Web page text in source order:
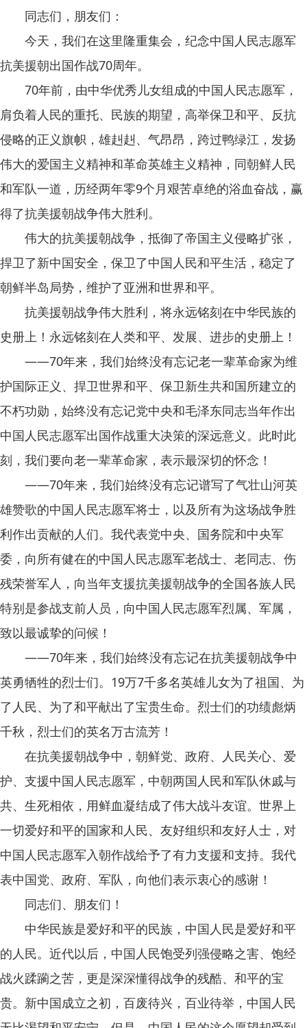
同志们，朋友们：
今天，我们在这里隆重集会，纪念中国人民志愿军
抗美援朝出国作战70周年。
70年前，由中华优秀儿女组成的中国人民志愿军，
肩负着人民的重托、民族的期望，高举保卫和平、反抗
侵略的正义旗帜，雄赳赳、气昂昂，跨过鸭绿江，发扬
伟大的爱国主义精神和革命英雄主义精神，同朝鲜人民
和军队一道，历经两年零9个月艰苦卓绝的浴血奋战，赢
得了抗美援朝战争伟大胜利。
伟大的抗美援朝战争，抵御了帝国主义侵略扩张，
捍卫了新中国安全，保卫了中国人民和平生活，稳定了
朝鲜半岛局势，维护了亚洲和世界和平。
抗美援朝战争伟大胜利，将永远铭刻在中华民族的
史册上！永远铭刻在人类和平、发展、进步的史册上！
——70年来，我们始终没有忘记老一辈革命家为维
护国际正义、捍卫世界和平、保卫新生共和国所建立的
不朽功勋，始终没有忘记党中央和毛泽东同志当年作出
中国人民志愿军出国作战重大决策的深远意义。此时此
刻，我们要向老一辈革命家，表示最深切的怀念！
——70年来，我们始终没有忘记谱写了气壮山河英
雄赞歌的中国人民志愿军将士，以及所有为这场战争胜
利作出贡献的人们。我代表党中央、国务院和中央军
委，向所有健在的中国人民志愿军老战士、老同志、伤
残荣誉军人，向当年支援抗美援朝战争的全国各族人民
特别是参战支前人员，向中国人民志愿军烈属、军属，
致以最诚挚的问候！
——70年来，我们始终没有忘记在抗美援朝战争中
英勇牺牲的烈士们。19万7千多名英雄儿女为了祖国、为
了人民、为了和平献出了宝贵生命。烈士们的功绩彪炳
千秋，烈士们的英名万古流芳！
在抗美援朝战争中，朝鲜党、政府、人民关心、爱
护、支援中国人民志愿军，中朝两国人民和军队休戚与
共、生死相依，用鲜血凝结成了伟大战斗友谊。世界上
一切爱好和平的国家和人民、友好组织和友好人士，对
中国人民志愿军入朝作战给予了有力支援和支持。我代
表中国党、政府、军队，向他们表示衷心的感谢！
同志们、朋友们！
中华民族是爱好和平的民族，中国人民是爱好和平
的人民。近代以后，中国人民饱受列强侵略之害、饱经
战火蹂躏之苦，更是深深懂得战争的残酷、和平的宝
贵。新中国成立之初，百废待兴，百业待举，中国人民